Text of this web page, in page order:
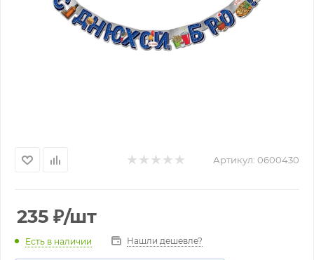
Артикул: 0600430
235 ₽/шт
Есть в наличии Нашли дешевле?